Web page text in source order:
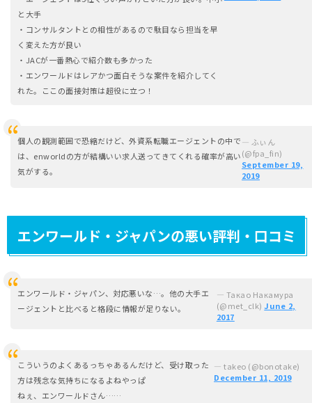
と大手
・コンサルタントとの相性があるので駄目なら担当を早
く変えた方が良い
・JACが一番熱心で紹介数も多かった
・エンワールドはレアかつ面白そうな案件を紹介してく
れた。ここの面接対策は超役に立つ！
個人の観測範囲で恐縮だけど、外資系転職エージェントの中で
は、enworldの方が結構いい求人送ってきてくれる確率が高い
気がする。
— ふぃん
(@fpa_fin)
September 19,
2019
エンワールド・ジャパンの悪い評判・口コミ
エンワールド・ジャパン、対応悪いな…。他の大手エ
ージェントと比べると格段に情報が足りない。
— Такао Накамура
(@met_clk)June 2,
2017
こういうのよくあるっちゃあるんだけど、受け取った
方は残念な気持ちになるよねやっぱ
ねぇ、エンワールドさん……
— takeo (@bonotake)
December 11, 2019